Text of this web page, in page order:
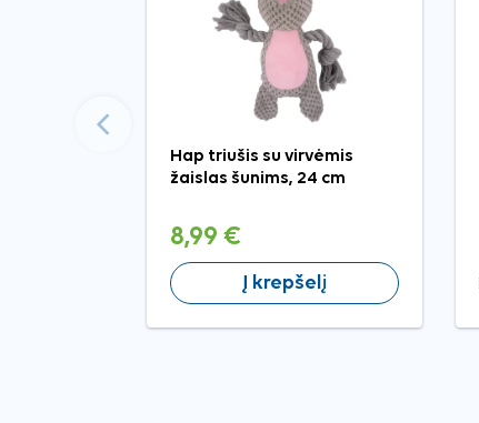
Hap triušis su virvėmis
žaislas šunims, 24 cm
8,99 €
Į krepšelį